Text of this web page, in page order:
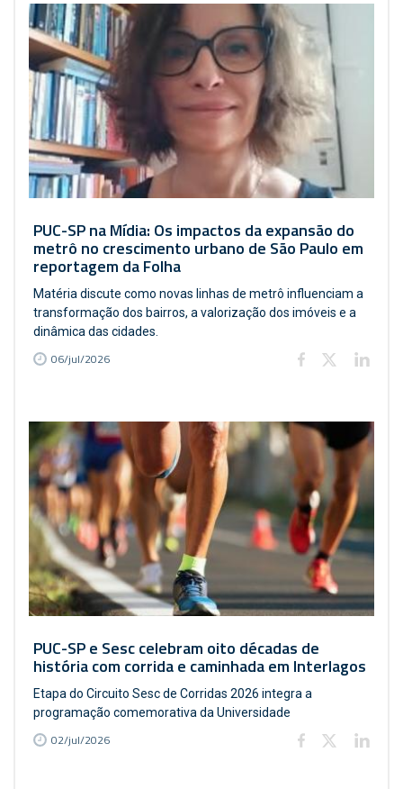
PUC-SP na Mídia: Os impactos da expansão do
metrô no crescimento urbano de São Paulo em
reportagem da Folha
Matéria discute como novas linhas de metrô influenciam a
transformação dos bairros, a valorização dos imóveis e a
dinâmica das cidades.
06/jul/2026
PUC-SP e Sesc celebram oito décadas de
história com corrida e caminhada em Interlagos
Etapa do Circuito Sesc de Corridas 2026 integra a
programação comemorativa da Universidade
02/jul/2026